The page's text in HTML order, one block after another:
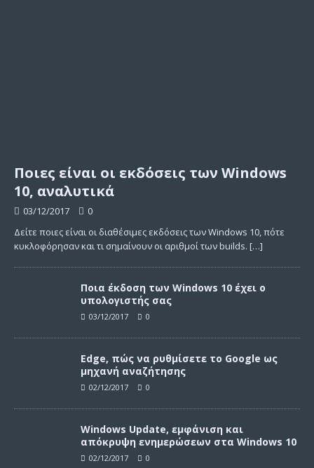
Ποιες είναι οι εκδόσεις των Windows
10, αναλυτικά
03/12/2017
0
Δείτε ποιες είναι οι διαθέσιμες εκδόσεις των Windows 10, πότε
κυκλοφόρησαν και τι σημαίνουν οι αριθμοί των builds. […]
Ποια έκδοση των Windows 10 έχει ο
υπολογιστής σας
03/12/2017 0
Edge, πώς να ρυθμίσετε το Google ως
μηχανή αναζήτησης
02/12/2017 0
Windows Update, εμφάνιση και
απόκρυψη ενημερώσεων στα Windows 10
02/12/2017 0